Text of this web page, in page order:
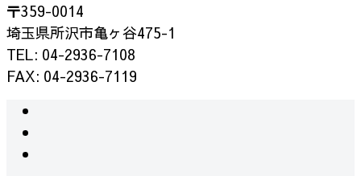
〒359-0014
埼玉県所沢市亀ヶ谷475-1
TEL: 04-2936-7108
FAX: 04-2936-7119